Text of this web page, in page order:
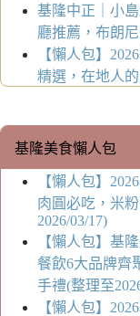
基隆中正｜小
廳推薦，布朗
【懶人包】
精選，在地人
基隆美食懶人包
【懶人包】
肉圓必吃，米
2026/03/17)
【懶人包】基
餐飲6大品牌齊
手禮(整理至
【懶人包】